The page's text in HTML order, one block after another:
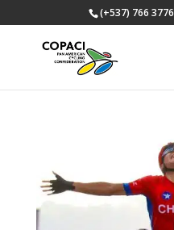
(+537) 766 3776